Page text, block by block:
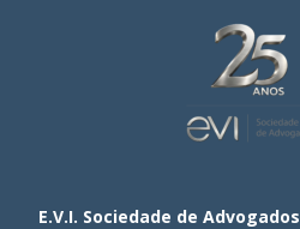
E.V.I. Sociedade de Advogados